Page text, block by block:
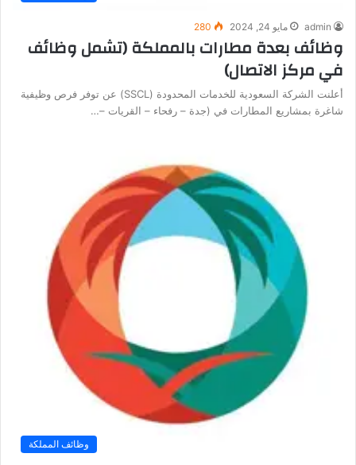
admin مايو 24, 2024 280
وظائف بعدة مطارات بالمملكة (تشمل وظائف
في مركز الاتصال)
أعلنت الشركة السعودية للخدمات المحدودة (SSCL) عن توفر فرص وظيفية
شاغرة بمشاريع المطارات في (جدة – رفحاء – القريات –…
وظائف المملكة